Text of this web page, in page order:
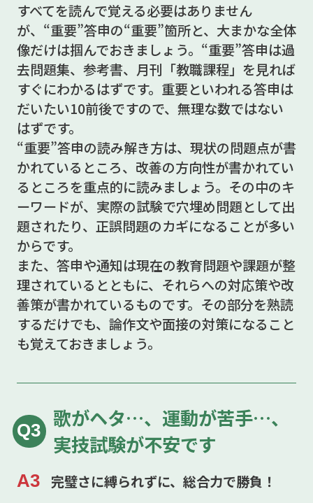
すべてを読んで覚える必要はありません
が、“重要”答申の“重要”箇所と、大まかな全体
像だけは掴んでおきましょう。“重要”答申は過
去問題集、参考書、月刊「教職課程」を見れば
すぐにわかるはずです。重要といわれる答申は
だいたい10前後ですので、無理な数ではない
はずです。
“重要”答申の読み解き方は、現状の問題点が書
かれているところ、改善の方向性が書かれてい
るところを重点的に読みましょう。その中のキ
ーワードが、実際の試験で穴埋め問題として出
題されたり、正誤問題のカギになることが多い
からです。
また、答申や通知は現在の教育問題や課題が整
理されているとともに、それらへの対応策や改
善策が書かれているものです。その部分を熟読
するだけでも、論作文や面接の対策になること
も覚えておきましょう。
Q3
歌がヘタ…、運動が苦手…、
実技試験が不安です
A3
完璧さに縛られずに、総合力で勝負！